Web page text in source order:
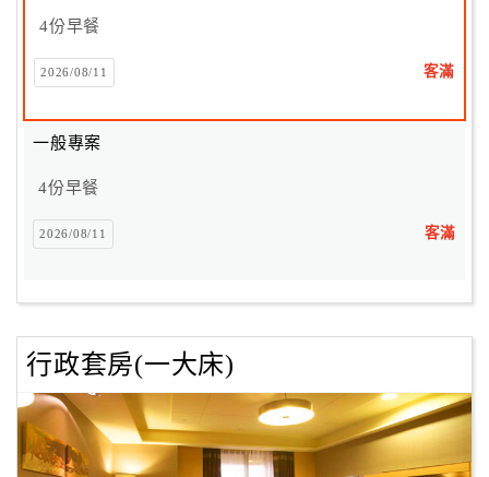
旅
伴
劃
品
傳
4份早餐
2026/08/11 客滿
一般專案
4份早餐
2026/08/11 客滿
行政套房(一大床)